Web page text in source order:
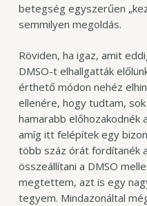
betegség egyszerűen
semmilyen megoldás.
Röviden, ha igaz, amit
DMSO-t elhallgatták
érthető módon nehéz
ellenére, hogy tudtam,
hamarabb előhozakodnék
amíg itt felépítek egy
több száz órát fordítanék
összeállítani a DMSO
megtettem, azt is egy
tegyem. Mindazonáltal